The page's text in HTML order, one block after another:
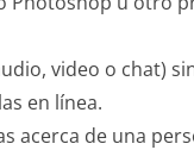
video o chat)
en línea.
acerca de una